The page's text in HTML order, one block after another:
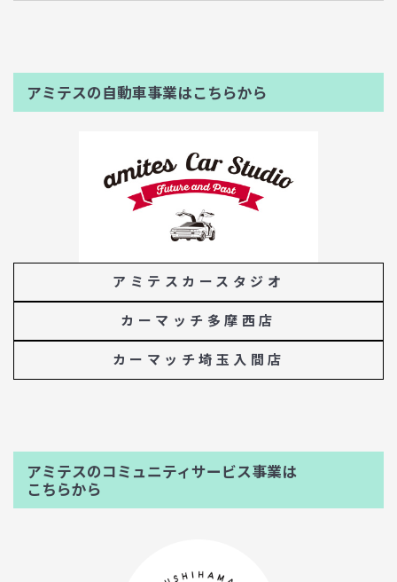
アミテスの自動車事業はこちらから
アミテスカースタジオ
カーマッチ多摩西店
カーマッチ埼玉入間店
アミテスのコミュニティサービス事業は
こちらから